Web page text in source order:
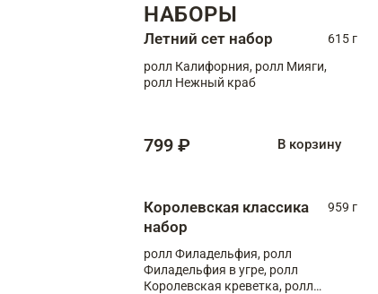
НАБОРЫ
Летний сет набор
615 г
ролл Калифорния, ролл Мияги,
ролл Нежный краб
799 ₽ В корзину
Королевская классика
набор
959 г
ролл Филадельфия, ролл
Филадельфия в угре, ролл
Королевская креветка, ролл